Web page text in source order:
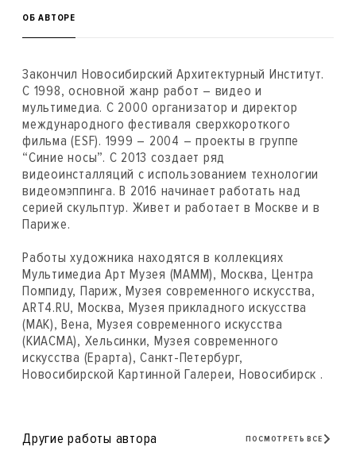
ОБ АВТОРЕ
Закончил Новосибирский Архитектурный Институт.
С 1998, основной жанр работ – видео и
мультимедиа. С 2000 организатор и директор
международного фестиваля cверхкороткого
фильма (ESF). 1999 – 2004 – проекты в группе
“Синие носы”. С 2013 создает ряд
видеоинсталляций c использованием технологии
видеомэппинга. В 2016 начинает работать над
серией скульптур. Живет и работает в Москве и в
Париже.
Работы художника находятся в коллекциях
Мультимедиа Арт Музея (МАММ), Москва, Центра
Помпиду, Париж, Музея современного искусства,
ART4.RU, Москва, Музея прикладного искусства
(МАК), Вена, Музея современного искусства
(КИАСМА), Хельсинки, Музея современного
искусства (Ерарта), Санкт-Петербург,
Новосибирской Картинной Галереи, Новосибирск .
Другие работы автора ПОСМОТРЕТЬ ВСЕ